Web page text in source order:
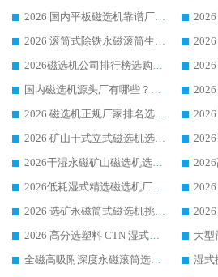
2026 国内平板磁选机靠谱厂家排名 行业实测口碑设备按需选购全指南
2026 滚筒式除铁永磁滚筒生产厂家推荐排名|行业口碑选购指南，领域强者源头厂商精选
2026磁选机公司排行榜选购指南|正规源头厂家推荐，领域强者高性价比靠谱信赖品牌
国内磁选机源头厂有哪些？2026 综合实力排名与采购避坑技巧
2026 磁选机正规厂家排名选购指南|行业口碑信赖品牌推荐性价比高靠谱磁电企业
2026 矿山干式立式磁选机选型攻略 梳理深耕磁电装备多年靠谱生产厂商
2026干湿永磁矿山磁选机选型攻略 优质生产厂家排名 选矿领域高口碑品牌推荐指南
2026低耗湿式精​选磁选机厂家怎么选?湿式精选磁选机供应商，行业认可度较高生产厂家华体会手机网页版-华体会(中国) 全面解析
2026 选矿永磁筒式磁选机挑选干货：华体会手机网页版-华体会(中国) 源头厂，绿色高效实力出众
2026 高分选塑料 CTN 湿式顺流磁选机选购指南，靠谱源头厂家华体会手机网页版-华体会(中国) 详解
全磁高吸附深度永磁滚筒选购指南 业内口碑稳定磁电设备生产厂家详细推荐